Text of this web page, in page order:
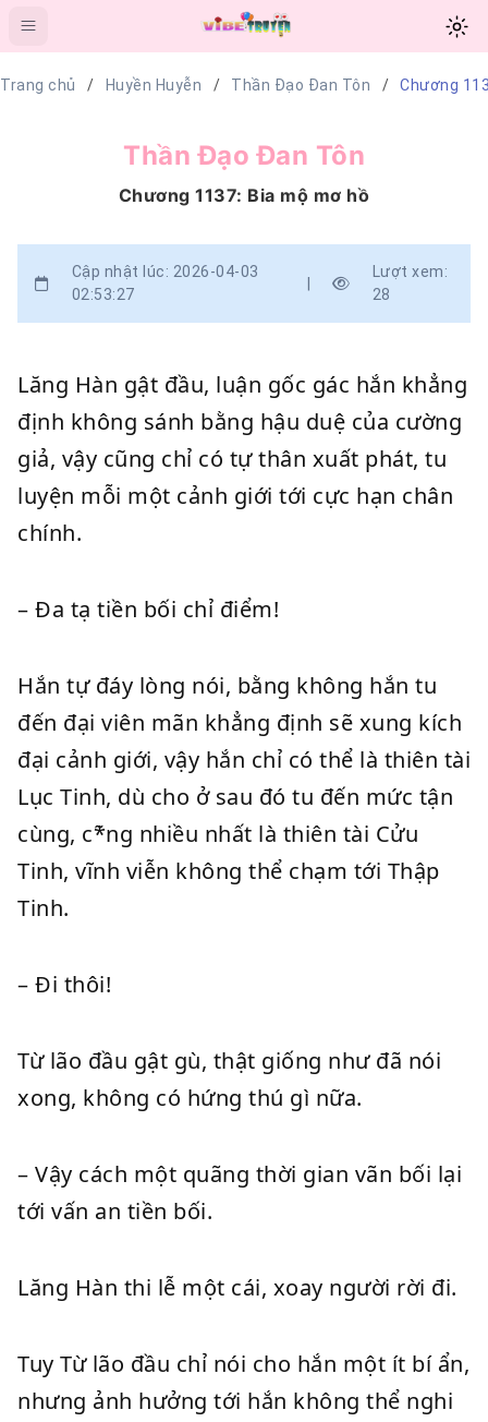
Trang chủ Huyền Huyễn Thần Đạo Đan Tôn Chương
Thần Đạo Đan Tôn
Chương 1137: Bia mộ mơ hồ
Cập nhật lúc: 2026-04-03
02:53:27
|
Lượt xem:
28
Lăng Hàn gật đầu, luận gốc gác hắn khẳng
định không sánh bằng hậu duệ của cường
giả, vậy cũng chỉ có tự thân xuất phát, tu
luyện mỗi một cảnh giới tới cực hạn chân
chính.
– Đa tạ tiền bối chỉ điểm!
Hắn tự đáy lòng nói, bằng không hắn tu
đến đại viên mãn khẳng định sẽ xung kích
đại cảnh giới, vậy hắn chỉ có thể là thiên tài
Lục Tinh, dù cho ở sau đó tu đến mức tận
cùng, c*̃ng nhiều nhất là thiên tài Cửu
Tinh, vĩnh viễn không thể chạm tới Thập
Tinh.
– Đi thôi!
Từ lão đầu gật gù, thật giống như đã nói
xong, không có hứng thú gì nữa.
– Vậy cách một quãng thời gian vãn bối lại
tới vấn an tiền bối.
Lăng Hàn thi lễ một cái, xoay người rời đi.
Tuy Từ lão đầu chỉ nói cho hắn một ít bí ẩn,
nhưng ảnh hưởng tới hắn không thể nghi